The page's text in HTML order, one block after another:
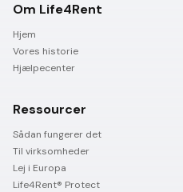
Om Life4Rent
Hjem
Vores historie
Hjælpecenter
Ressourcer
Sådan fungerer det
Til virksomheder
Lej i Europa
Life4Rent® Protect